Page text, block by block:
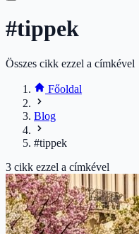
#tippek
Összes cikk ezzel a címkével
Főoldal
Blog
#tippek
3 cikk ezzel a címkével